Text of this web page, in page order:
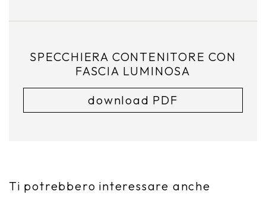
SPECCHIERA CONTENITORE CON
FASCIA LUMINOSA
download PDF
Ti potrebbero interessare anche